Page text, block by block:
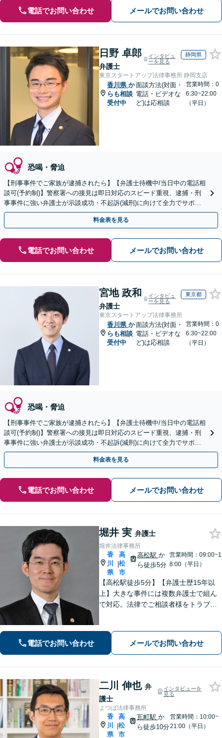
電話でお問い合わせ メールでお問い合わせ
日野 卓郎
弁護士
インタビュ
ーを見る
静岡県
東京スタートアップ法律事務所 静岡支店
香川県 か
らも相談
受付中
面談方法(対面・
電話・ビデオな
ど)は応相談
営業時間：0
6:30~22:00
（平日）
恐喝・脅迫
【刑事事件でご家族が逮捕されたら】【弁護士待機中/当日中の電話相
談可(予約制)】警察署への接見は即日対応のスピード重視、逮捕・刑
事事件に強い弁護士が示談成功・不起訴(減刑)に向けて全力でサポー
トします。【加害者側の相談専門】
料金表を見る
電話でお問い合わせ メールでお問い合わせ
宮地 政和
弁護士
インタビュ
ーを見る
東京都
東京スタートアップ法律事務所
香川県 か
らも相談
受付中
面談方法(対面・
電話・ビデオな
ど)は応相談
営業時間：0
6:30~22:00
（平日）
恐喝・脅迫
【刑事事件でご家族が逮捕されたら】【弁護士待機中/当日中の電話相
談可(予約制)】警察署への接見は即日対応のスピード重視、逮捕・刑
事事件に強い弁護士が示談成功・不起訴(減刑)に向けて全力でサポー
トします。【加害者側の相談専門】
料金表を見る
電話でお問い合わせ メールでお問い合わせ
堀井 実 弁護士
堀井法律事務所
香
川
県
|
高
松
市
高松駅 か
ら徒歩5分
営業時間：09:00~1
8:00（平日）
【高松駅徒歩5分】【弁護士歴15年以
上】大きな事件には複数弁護士で組ん
で対応。法律でご相談者様をトラブル
人として、誠心誠意ご対応します。お
気軽にご連絡ください。
電話でお問い合わせ メールでお問い合わせ
二川 伸也 弁
護士
インタビューを
見る
よつば法律事務所
香
川
県
|
高
松
市
瓦町駅 か
ら徒歩10分
営業時間：10:00~
21:00（平日）